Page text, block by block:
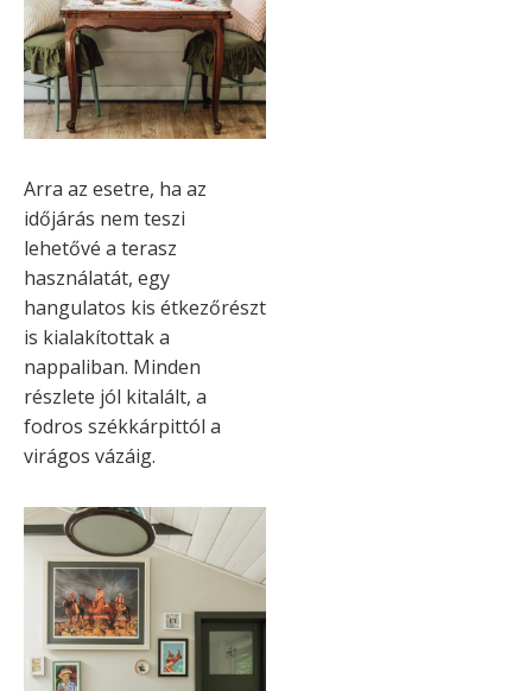
Arra az esetre, ha az
időjárás nem teszi
lehetővé a terasz
használatát, egy
hangulatos kis étkezőrészt
is kialakítottak a
nappaliban. Minden
részlete jól kitalált, a
fodros székkárpittól a
virágos vázáig.